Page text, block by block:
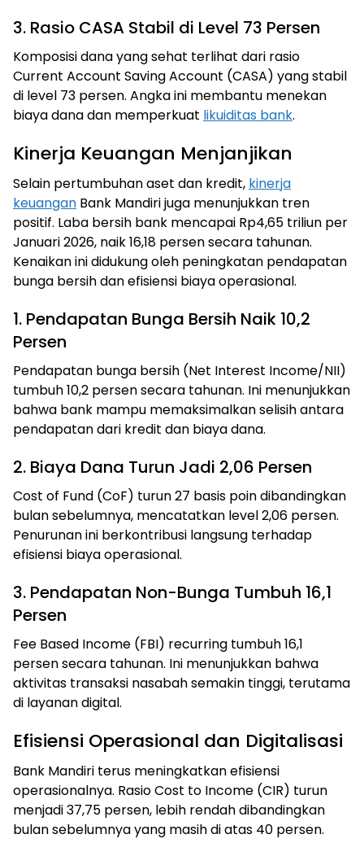
3. Rasio CASA Stabil di Level 73 Persen
Komposisi dana yang sehat terlihat dari rasio
Current Account Saving Account (CASA) yang stabil
di level 73 persen. Angka ini membantu menekan
biaya dana dan memperkuat likuiditas bank.
Kinerja Keuangan Menjanjikan
Selain pertumbuhan aset dan kredit, kinerja
keuangan Bank Mandiri juga menunjukkan tren
positif. Laba bersih bank mencapai Rp4,65 triliun per
Januari 2026, naik 16,18 persen secara tahunan.
Kenaikan ini didukung oleh peningkatan pendapatan
bunga bersih dan efisiensi biaya operasional.
1. Pendapatan Bunga Bersih Naik 10,2
Persen
Pendapatan bunga bersih (Net Interest Income/NII)
tumbuh 10,2 persen secara tahunan. Ini menunjukkan
bahwa bank mampu memaksimalkan selisih antara
pendapatan dari kredit dan biaya dana.
2. Biaya Dana Turun Jadi 2,06 Persen
Cost of Fund (CoF) turun 27 basis poin dibandingkan
bulan sebelumnya, mencatatkan level 2,06 persen.
Penurunan ini berkontribusi langsung terhadap
efisiensi biaya operasional.
3. Pendapatan Non-Bunga Tumbuh 16,1
Persen
Fee Based Income (FBI) recurring tumbuh 16,1
persen secara tahunan. Ini menunjukkan bahwa
aktivitas transaksi nasabah semakin tinggi, terutama
di layanan digital.
Efisiensi Operasional dan Digitalisasi
Bank Mandiri terus meningkatkan efisiensi
operasionalnya. Rasio Cost to Income (CIR) turun
menjadi 37,75 persen, lebih rendah dibandingkan
bulan sebelumnya yang masih di atas 40 persen.